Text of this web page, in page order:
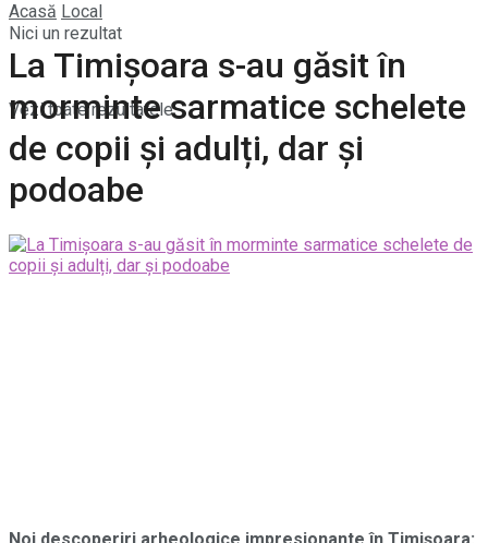
Nici un rezultat
Vezi toate rezultatele
Acasă Local
La Timișoara s-au găsit în
morminte sarmatice schelete
de copii și adulți, dar și
podoabe